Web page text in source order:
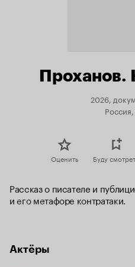
Проханов.
2026,
Россия,
Оценить Буду
Рассказ о писателе и
и его метафоре контратаки.
Актёры